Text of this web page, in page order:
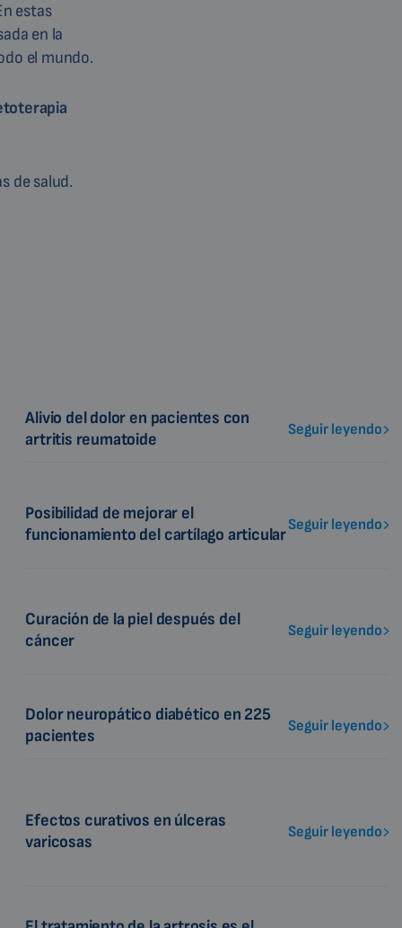
estas
en la
el mundo.
de salud.
Alivio del dolor en pacientes con
artritis reumatoide
Seguir leyendo
Posibilidad de mejorar el
funcionamiento del cartílago articularSeguir leyendo
Curación de la piel después del
cáncer
Seguir leyendo
Dolor neuropático diabético en 225
pacientes
Seguir leyendo
Efectos curativos en úlceras
varicosas
Seguir leyendo